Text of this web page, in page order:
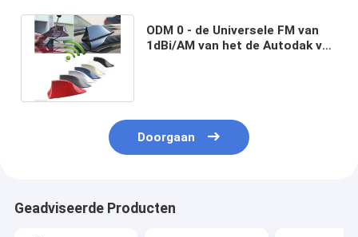
ODM 0 - de Universele FM van
1dBi/AM van het de Autodak van
Doorgaan
Geadviseerde Producten